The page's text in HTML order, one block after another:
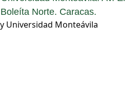
Norte. Caracas.
Universidad Monteávila